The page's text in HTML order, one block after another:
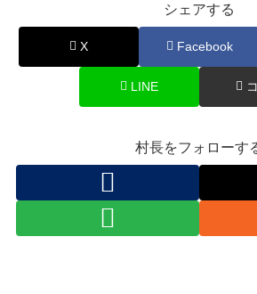
シェアする
X Facebook
LINE
村長をフォローす